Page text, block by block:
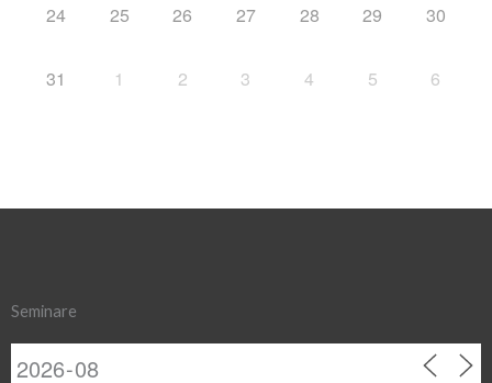
24 25 26 27 28 29 30
31 1 2 3 4 5 6
Seminare